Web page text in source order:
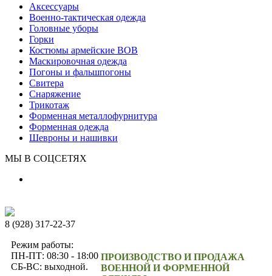
Аксессуары
Военно-тактическая одежда
Головные уборы
Горки
Костюмы армейские ВОВ
Маскировочная одежда
Погоны и фальшпогоны
Свитера
Снаряжение
Трикотаж
Форменная металлофурнитура
Форменная одежда
Шевроны и нашивки
МЫ В СОЦСЕТЯХ
8 (928) 317-22-37
Режим работы:
ПН-ПТ: 08:30 - 18:00
СБ-ВС: выходной.
ПРОИЗВОДСТВО И ПРОДАЖА
ВОЕННОЙ И ФОРМЕННОЙ